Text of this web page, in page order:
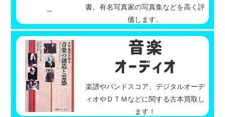
書。有名写真家の写真集などを高く評
価します。
楽譜やバンドスコア、デジタルオーデ
ィオやＤＴＭなどに関する古本買取し
ます！